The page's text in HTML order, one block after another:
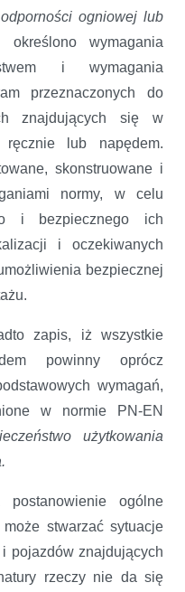
ogniowej lub
określono wymagania
i wymagania
przeznaczonych do
znajdujących się w
lub napędem.
skonstruowane i
normy, w celu
i bezpiecznego ich
i oczekiwanych
bezpiecznej
zapis, iż wszystkie
powinny oprócz
wymagań,
w normie PN-EN
użytkowania
postanowienie ogólne
stwarzać sytuacje
pojazdów znajdujących
rzeczy nie da się